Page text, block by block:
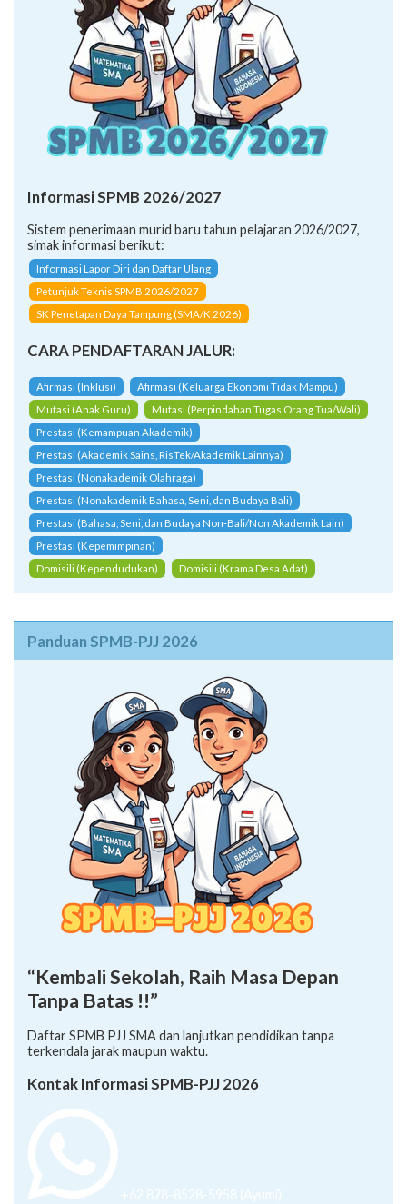
Informasi SPMB 2026/2027
Sistem penerimaan murid baru tahun pelajaran 2026/2027,
simak informasi berikut:
Informasi Lapor Diri dan Daftar Ulang
Petunjuk Teknis SPMB 2026/2027
SK Penetapan Daya Tampung (SMA/K 2026)
CARA PENDAFTARAN JALUR:
Afirmasi (Inklusi)
Afirmasi (Keluarga Ekonomi Tidak Mampu)
Mutasi (Anak Guru)
Mutasi (Perpindahan Tugas Orang Tua/Wali)
Prestasi (Kemampuan Akademik)
Prestasi (Akademik Sains, RisTek/Akademik Lainnya)
Prestasi (Nonakademik Olahraga)
Prestasi (Nonakademik Bahasa, Seni, dan Budaya Bali)
Prestasi (Bahasa, Seni, dan Budaya Non-Bali/Non Akademik Lain)
Prestasi (Kepemimpinan)
Domisili (Kependudukan)
Domisili (Krama Desa Adat)
Panduan SPMB-PJJ 2026
“Kembali Sekolah, Raih Masa Depan
Tanpa Batas !!”
Daftar SPMB PJJ SMA dan lanjutkan pendidikan tanpa
terkendala jarak maupun waktu.
Kontak Informasi SPMB-PJJ 2026
+62 878-8528-5958 (Ayumi)